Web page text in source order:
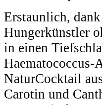
Erstaunlich,
Hungerkünstler
in einen
NaturCocktail
Carotin und